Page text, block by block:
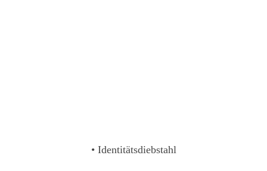
• Identitätsdiebstahl